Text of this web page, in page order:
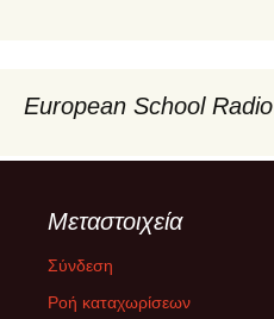
European School Radio
Μεταστοιχεία
Σύνδεση
Ροή καταχωρίσεων